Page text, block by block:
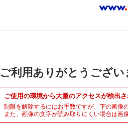
ご利用ありがとうござい
ご使用の環境から大量のアクセスが検出
制限を解除するにはお手数ですが、下の画像
また、画像の文字が読み取りにくい場合は画